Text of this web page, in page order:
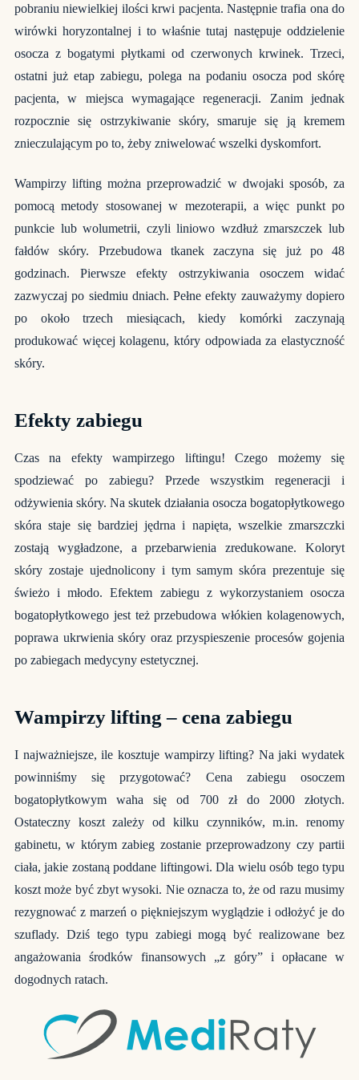
pobraniu niewielkiej ilości krwi pacjenta. Następnie trafia ona do
wirówki horyzontalnej i to właśnie tutaj następuje oddzielenie
osocza z bogatymi płytkami od czerwonych krwinek. Trzeci,
ostatni już etap zabiegu, polega na podaniu osocza pod skórę
pacjenta, w miejsca wymagające regeneracji. Zanim jednak
rozpocznie się ostrzykiwanie skóry, smaruje się ją kremem
znieczulającym po to, żeby zniwelować wszelki dyskomfort.
Wampirzy lifting można przeprowadzić w dwojaki sposób, za
pomocą metody stosowanej w mezoterapii, a więc punkt po
punkcie lub wolumetrii, czyli liniowo wzdłuż zmarszczek lub
fałdów skóry. Przebudowa tkanek zaczyna się już po 48
godzinach. Pierwsze efekty ostrzykiwania osoczem widać
zazwyczaj po siedmiu dniach. Pełne efekty zauważymy dopiero
po około trzech miesiącach, kiedy komórki zaczynają
produkować więcej kolagenu, który odpowiada za elastyczność
skóry.
Efekty zabiegu
Czas na efekty wampirzego liftingu! Czego możemy się
spodziewać po zabiegu? Przede wszystkim regeneracji i
odżywienia skóry. Na skutek działania osocza bogatopłytkowego
skóra staje się bardziej jędrna i napięta, wszelkie zmarszczki
zostają wygładzone, a przebarwienia zredukowane. Koloryt
skóry zostaje ujednolicony i tym samym skóra prezentuje się
świeżo i młodo. Efektem zabiegu z wykorzystaniem osocza
bogatopłytkowego jest też przebudowa włókien kolagenowych,
poprawa ukrwienia skóry oraz przyspieszenie procesów gojenia
po zabiegach medycyny estetycznej.
Wampirzy lifting – cena zabiegu
I najważniejsze, ile kosztuje wampirzy lifting? Na jaki wydatek
powinniśmy się przygotować? Cena zabiegu osoczem
bogatopłytkowym waha się od 700 zł do 2000 złotych.
Ostateczny koszt zależy od kilku czynników, m.in. renomy
gabinetu, w którym zabieg zostanie przeprowadzony czy partii
ciała, jakie zostaną poddane liftingowi. Dla wielu osób tego typu
koszt może być zbyt wysoki. Nie oznacza to, że od razu musimy
rezygnować z marzeń o piękniejszym wyglądzie i odłożyć je do
szuflady. Dziś tego typu zabiegi mogą być realizowane bez
angażowania środków finansowych „z góry” i opłacane w
dogodnych ratach.